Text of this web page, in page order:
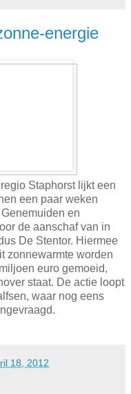
energie
Staphorst lijkt een
een paar weken
en
de aanschaf van in
De Stentor. Hiermee
zonnewarmte worden
euro gemoeid,
staat. De actie loopt
waar nog eens
18, 2012